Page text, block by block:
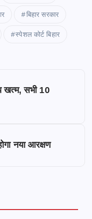
बिहार सरकार
स्पेशल कोर्ट बिहार
खत्म, सभी 10
नया आरक्षण